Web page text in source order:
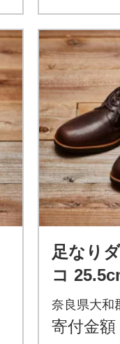
足なり
コ
ーズ
奈良県大和
寄付金額